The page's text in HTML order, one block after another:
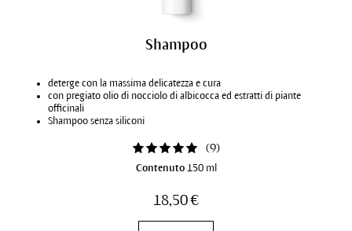
Shampoo
deterge con la massima delicatezza e cura
con pregiato olio di nocciolo di albicocca ed estratti di piante
officinali
Shampoo senza siliconi
(9)
Contenuto 150 ml
18,50 €